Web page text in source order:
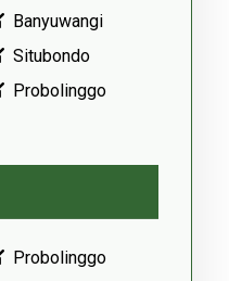
Banyuwangi
Situbondo
Probolinggo
Probolinggo